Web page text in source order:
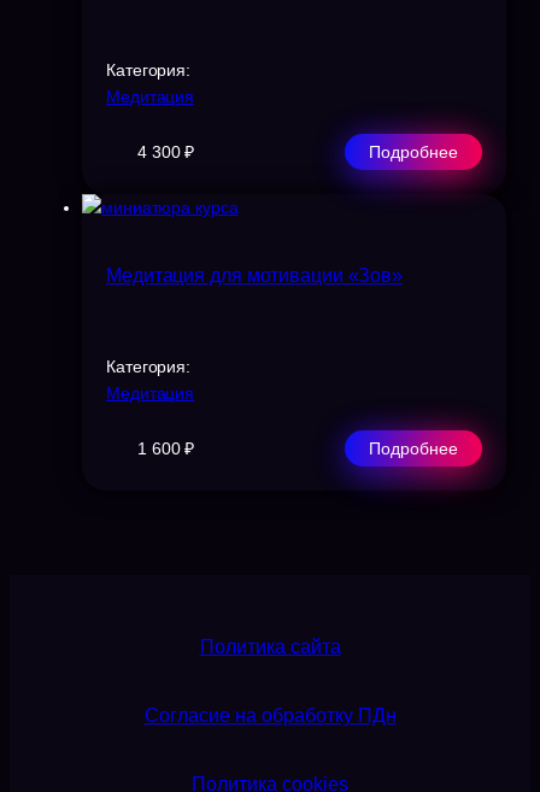
Категория:
Медитация
4 300 ₽ Подробнее
Медитация для мотивации «Зов»
Категория:
Медитация
1 600 ₽ Подробнее
Политика сайта
Согласие на обработку ПДн
Политика cookies